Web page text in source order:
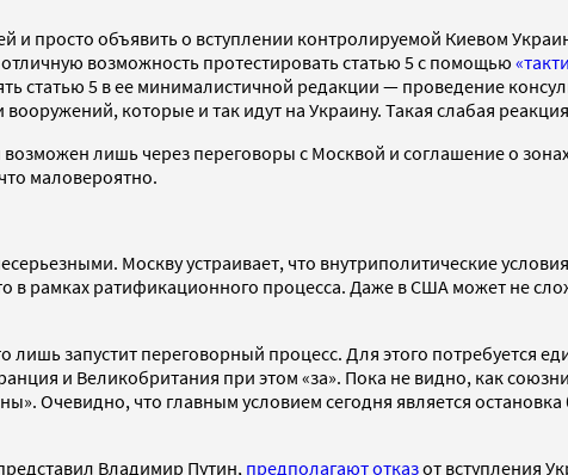
и просто объявить о вступлении контролируемой Киевом
возможность протестировать статью 5 с помощью
статью 5 в ее минималистичной редакции — проведение
которые и так идут на Украину. Такая слабая
лишь через переговоры с Москвой и соглашение о
маловероятно.
Москву устраивает, что внутриполитические
в рамках ратификационного процесса. Даже в США может не
запустит переговорный процесс. Для этого потребуется
и Великобритания при этом «за». Пока не видно, как
Очевидно, что главным условием сегодня является
Владимир Путин, предполагаютотказот вступления